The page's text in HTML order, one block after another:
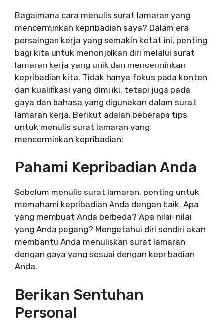
Bagaimana cara menulis surat lamaran yang
mencerminkan kepribadian saya? Dalam era
persaingan kerja yang semakin ketat ini, penting
bagi kita untuk menonjolkan diri melalui surat
lamaran kerja yang unik dan mencerminkan
kepribadian kita. Tidak hanya fokus pada konten
dan kualifikasi yang dimiliki, tetapi juga pada
gaya dan bahasa yang digunakan dalam surat
lamaran kerja. Berikut adalah beberapa tips
untuk menulis surat lamaran yang
mencerminkan kepribadian:
Pahami Kepribadian Anda
Sebelum menulis surat lamaran, penting untuk
memahami kepribadian Anda dengan baik. Apa
yang membuat Anda berbeda? Apa nilai-nilai
yang Anda pegang? Mengetahui diri sendiri akan
membantu Anda menuliskan surat lamaran
dengan gaya yang sesuai dengan kepribadian
Anda.
Berikan Sentuhan
Personal